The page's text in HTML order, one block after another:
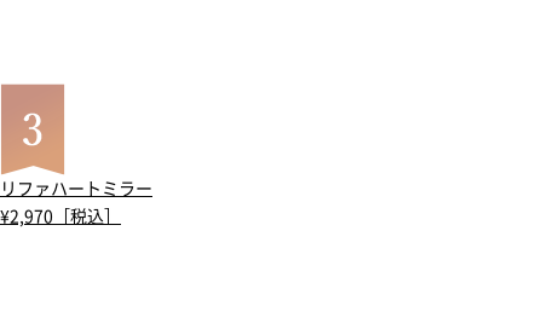
リファハートミラー
¥2,970［税込］